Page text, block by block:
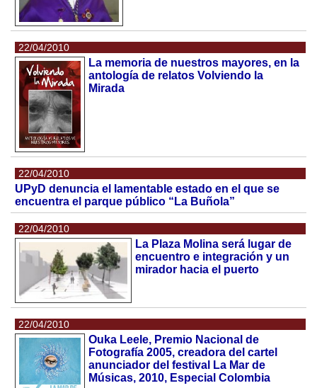
22/04/2010
La memoria de nuestros mayores, en la
antología de relatos Volviendo la
Mirada
22/04/2010
UPyD denuncia el lamentable estado en el que se
encuentra el parque público “La Buñola”
22/04/2010
La Plaza Molina será lugar de
encuentro e integración y un
mirador hacia el puerto
22/04/2010
Ouka Leele, Premio Nacional de
Fotografía 2005, creadora del cartel
anunciador del festival La Mar de
Músicas, 2010, Especial Colombia